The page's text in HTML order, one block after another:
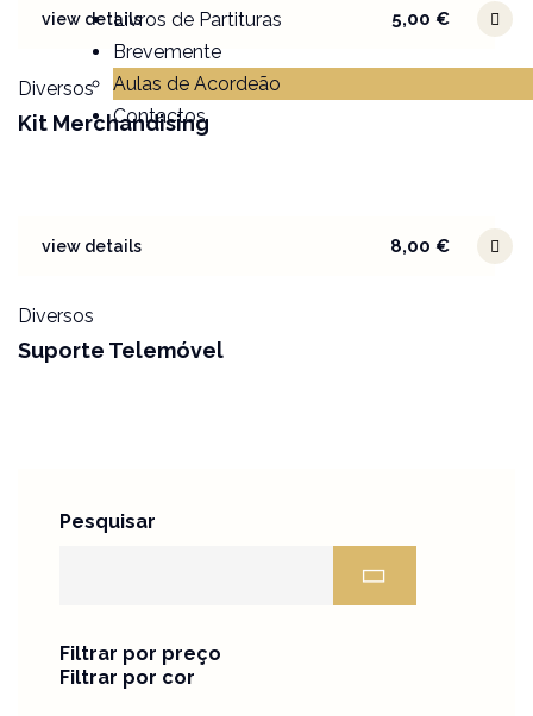
Livros de Partituras
Brevemente
Aulas de Acordeão
Contactos
Pesquisar
Filtrar por preço
Filtrar por cor
view details 5,00 €
Diversos
Kit Merchandising
view details 8,00 €
Diversos
Suporte Telemóvel